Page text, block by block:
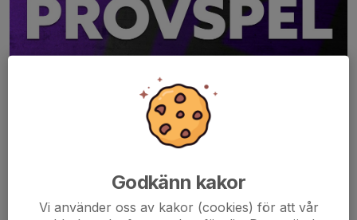
Provspel för Herrar & Herr J
Enebybergs IF Herrlag och Herr J bjuder in till provspel under
Godkänn kakor
Vi använder oss av kakor (cookies) för att vår